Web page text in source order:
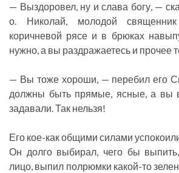
— Выздоровел, ну и слава богу, —
о. Николай, молодой
коричневой рясе и в брюках
нужно, а вы раздражаетесь и прочее
— Вы тоже хороши, — перебил его
должны быть прямые, ясные, а вы
задавали. Так нельзя!
Его кое-как общими силами
Он долго выбирал, чего бы
лицо, выпил полрюмки какой-то